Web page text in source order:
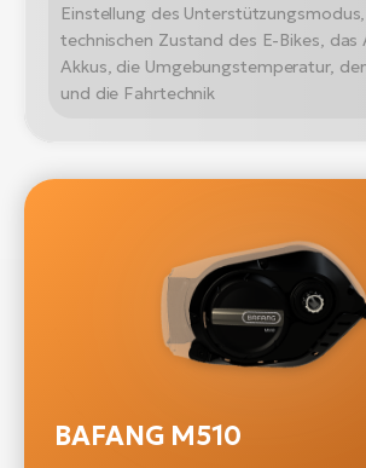
Einstellung des
technischen Zustand des E-Bikes, das
Akkus, die Umgebungstemperatur,
und die Fahrtechnik
BAFANG M510